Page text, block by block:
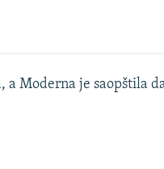
a Moderna je saopštila